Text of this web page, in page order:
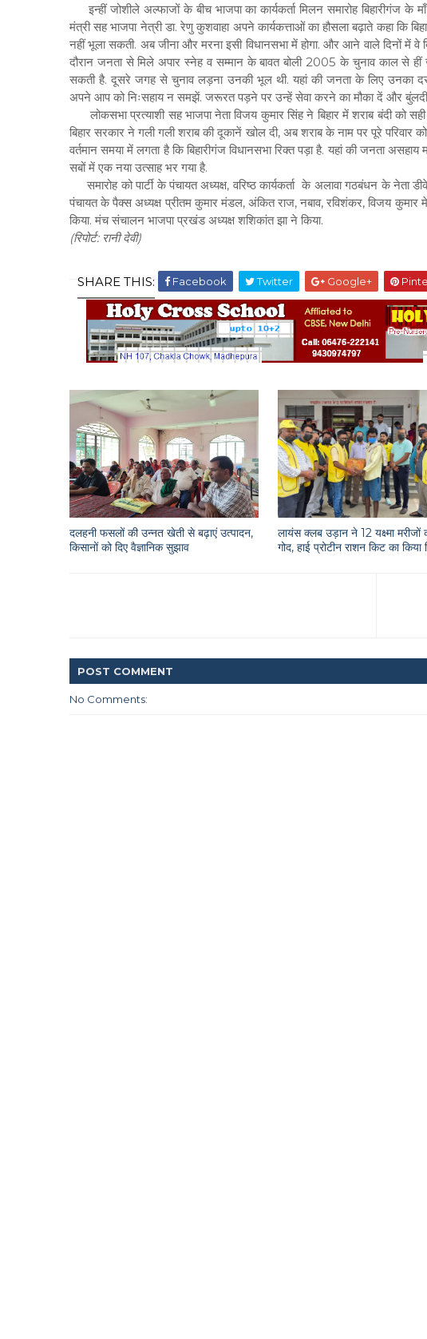
इन्हीं जोशीले अल्फाजों के बीच भाजपा का कार्यकर्ता मिलन समारोह बिहारीगंज के
मंत्री सह भाजपा नेत्री डा. रेणु कुशवाहा अपने कार्यकत्ताओं का हौसला बढ़ाते कहा कि
नहीं भूला सकती. अब जीना और मरना इसी विधानसभा में होगा. और आने वाले दिनों में वे
दौरान जनता से मिले अपार स्नेह व सम्मान के बावत बोली 2005 के चुनाव काल से
सकती है. दूसरे जगह से चुनाव लड़ना उनकी भूल थी. यहां की जनता के लिए उनका
अपने आप को निःसहाय न समझें. जरूरत पड़ने पर उन्हें सेवा करने का मौका दें और
लोकसभा प्रत्याशी सह भाजपा नेता विजय कुमार सिंह ने बिहार में शराब बंदी को
बिहार सरकार ने गली गली शराब की दूकानें खोल दी, अब शराब के नाम पर पूरे परिवार
वर्तमान समया में लगता है कि बिहारीगंज विधानसभा रिक्त पड़ा है. यहां की जनता
सबों में एक नया उत्साह भर गया है.
समारोह को पार्टी के पंचायत अध्यक्ष, वरिष्ठ कार्यकर्ता के अलावा गठबंधन के नेता
पंचायत के पैक्स अध्यक्ष प्रीतम कुमार मंडल, अंकित राज, नबाव, रविशंकर, विजय
किया. मंच संचालन भाजपा प्रखंड अध्यक्ष शशिकांत झा ने किया.
(रिपोर्ट: रानी देवी)
SHARE THIS: Facebook Twitter Google+
दलहनी फसलों की उन्नत खेती से बढ़ाएं उत्पादन,
किसानों को दिए वैज्ञानिक सुझाव
लायंस क्लब उड़ान ने 12 यक्ष्मा मरीजों
गोद, हाई प्रोटीन राशन किट का किया
POST COMMENT
No Comments: